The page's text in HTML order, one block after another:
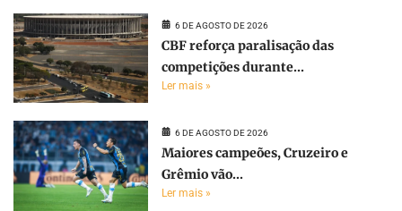
6 DE AGOSTO DE 2026
CBF reforça paralisação das
competições durante...
Ler mais »
6 DE AGOSTO DE 2026
Maiores campeões, Cruzeiro e
Grêmio vão...
Ler mais »